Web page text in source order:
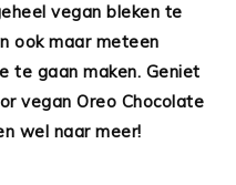
vegan bleken te
ook maar meteen
te gaan maken. Geniet
vegan Oreo Chocolate
wel naar meer!